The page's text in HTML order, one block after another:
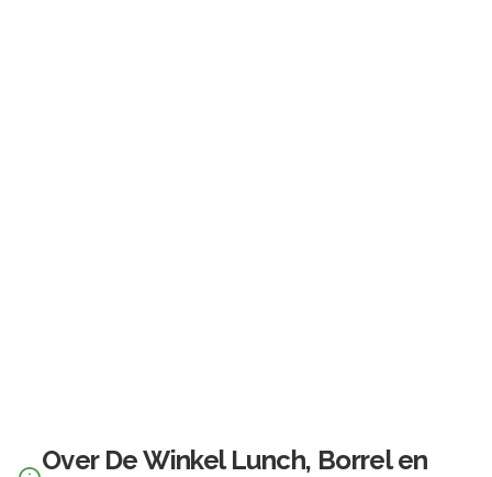
Over De Winkel Lunch, Borrel en